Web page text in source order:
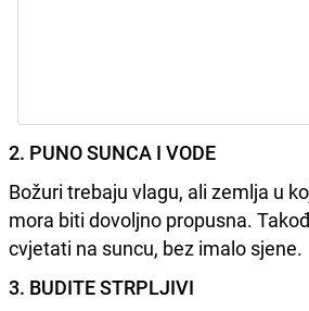
2. PUNO SUNCA I VODE
Božuri trebaju vlagu, ali zemlja u
mora biti dovoljno propusna.
cvjetati na suncu, bez imalo sjene.
3. BUDITE STRPLJIVI